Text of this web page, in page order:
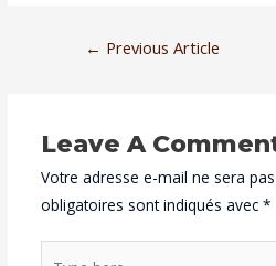
← Previous Article
Leave A
Votre adresse e-mail ne sera
obligatoires sont indiqués avec *